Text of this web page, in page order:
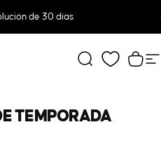
de 30 días
Buscar
TEMPORADA